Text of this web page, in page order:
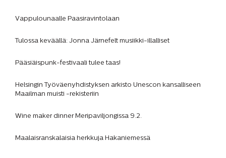
Vappulounaalle Paasiravintolaan
Tulossa keväällä: Jonna Järnefelt musiikki-illalliset
Pääsiäispunk-festivaali tulee taas!
Helsingin Työväenyhdistyksen arkisto Unescon kansalliseen
Maailman muisti -rekisteriin
Wine maker dinner Meripaviljongissa 9.2.
Maalaisranskalaisia herkkuja Hakaniemessä